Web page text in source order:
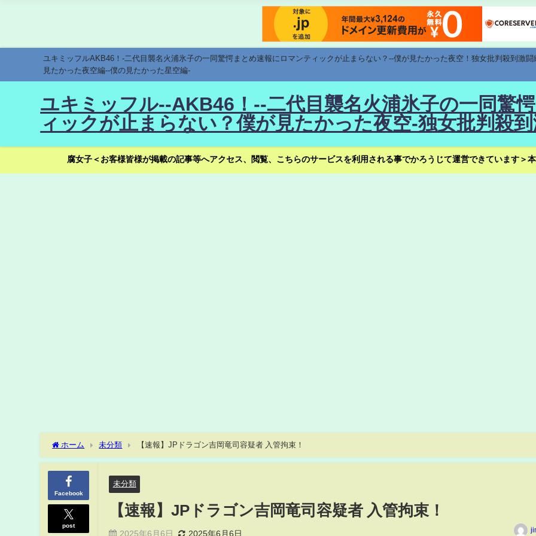
ユキミッフルAKB46！-二代目襲名火浦氷子の一同驚愕まとめ速報にロマンティックが止まらない？--僕が見たかった夜空！独女批判殺到激
見たかった夜空編--僕の見たかった星空編-
ユキミッフル--AKB46！--二代目襲名火浦氷子の一同驚
ィックが止まらない？僕が見たかった夜空-独女批判殺
腐女子＜お客様皆様が掲載の記事等へアクセス、閲覧、こちらのサービスを利用される事でかろうじて運営できています＞
ホーム 未分類 【速報】JPドラゴン吉岡竜司容疑者 入管拘束！
Facebook
post
未分類
【速報】JPドラゴン吉岡竜司容疑者 入管拘束！
2025年6月6日 2025年6月6日